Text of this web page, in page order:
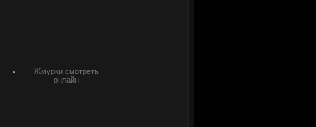
Жмурки смотреть
онлайн